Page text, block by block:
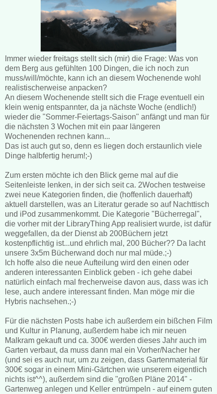
Immer wieder freitags stellt sich (mir) die Frage: Was von
dem Berg aus gefühlten 100 Dingen, die ich noch zun
muss/will/möchte, kann ich an diesem Wochenende wohl
realistischerweise anpacken?
An diesem Wochenende stellt sich die Frage eventuell ein
klein wenig entspannter, da ja nächste Woche (endlich!)
wieder die "Sommer-Feiertags-Saison" anfängt und man für
die nächsten 3 Wochen mit ein paar längeren
Wochenenden rechnen kann...
Das ist auch gut so, denn es liegen doch erstaunlich viele
Dinge halbfertig herum!;-)
Zum ersten möchte ich den Blick gerne mal auf die
Seitenleiste lenken, in der sich seit ca. 2Wochen testweise
zwei neue Kategorien finden, die (hoffenlich dauerhaft)
aktuell darstellen, was an Literatur gerade so auf Nachttisch
und iPod zusammenkommt. Die Kategorie "Bücherregal",
die vorher mit der LibraryThing App realisiert wurde, ist dafür
weggefallen, da der Dienst ab 200Büchern jetzt
kostenpflichtig ist...und ehrlich mal, 200 Bücher?? Da lacht
unsere 3x5m Bücherwand doch nur mal müde.;-)
Ich hoffe also die neue Aufteilung wird den einen oder
anderen interessanten Einblick geben - ich gehe dabei
natürlich einfach mal frecherweise davon aus, dass was ich
lese, auch andere interessant finden. Man möge mir die
Hybris nachsehen.;-)
Für die nächsten Posts habe ich außerdem ein bißchen Film
und Kultur in Planung, außerdem habe ich mir neuen
Malkram gekauft und ca. 300€ werden dieses Jahr auch im
Garten verbaut, da muss dann mal ein Vorher/Nacher her
(und sei es auch nur, um zu zeigen, dass Gartenmaterial für
300€ sogar in einem Mini-Gärtchen wie unserem eigentlich
nichts ist^^), außerdem sind die "großen Pläne 2014" -
Gartenweg anlegen und Keller entrümpeln - auf einem guten